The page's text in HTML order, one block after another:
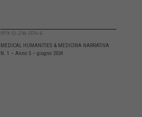
979-12-218-1374-6
MEDICAL HUMANITIES & MEDICINA NARRATIVA
N. 1 – Anno 5 – giugno 2024